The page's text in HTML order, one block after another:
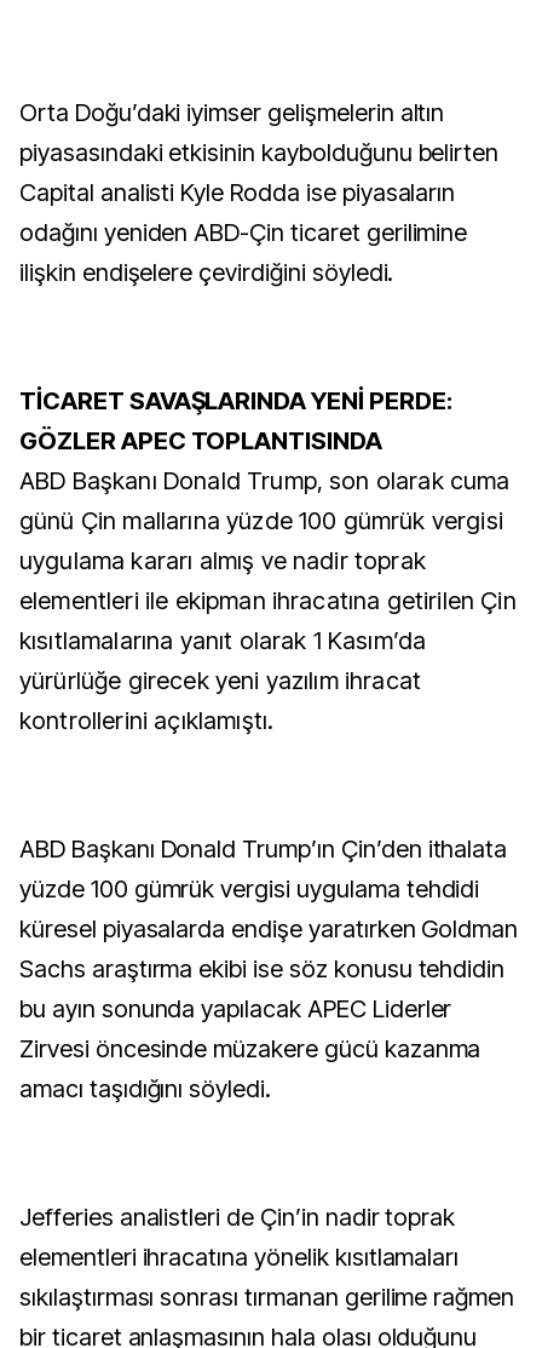
Orta Doğu’daki iyimser gelişmelerin altın
piyasasındaki etkisinin kaybolduğunu belirten
Capital analisti Kyle Rodda ise piyasaların
odağını yeniden ABD-Çin ticaret gerilimine
ilişkin endişelere çevirdiğini söyledi.
TİCARET SAVAŞLARINDA YENİ PERDE:
GÖZLER APEC TOPLANTISINDA
ABD Başkanı Donald Trump, son olarak cuma
günü Çin mallarına yüzde 100 gümrük vergisi
uygulama kararı almış ve nadir toprak
elementleri ile ekipman ihracatına getirilen Çin
kısıtlamalarına yanıt olarak 1 Kasım’da
yürürlüğe girecek yeni yazılım ihracat
kontrollerini açıklamıştı.
ABD Başkanı Donald Trump’ın Çin’den ithalata
yüzde 100 gümrük vergisi uygulama tehdidi
küresel piyasalarda endişe yaratırken Goldman
Sachs araştırma ekibi ise söz konusu tehdidin
bu ayın sonunda yapılacak APEC Liderler
Zirvesi öncesinde müzakere gücü kazanma
amacı taşıdığını söyledi.
Jefferies analistleri de Çin’in nadir toprak
elementleri ihracatına yönelik kısıtlamaları
sıkılaştırması sonrası tırmanan gerilime rağmen
bir ticaret anlaşmasının hala olası olduğunu